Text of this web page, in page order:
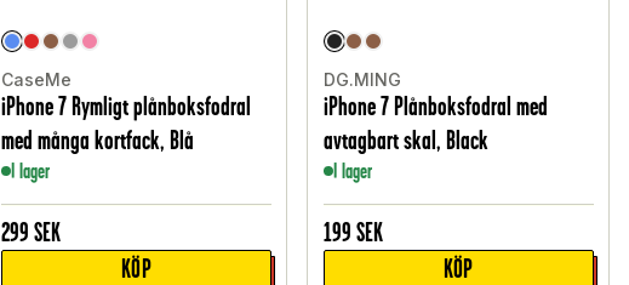
CaseMe
iPhone 7 Rymligt plånboksfodral
med många kortfack, Blå
I lager
299 SEK
KÖP
DG.MING
iPhone 7 Plånboksfodral med
avtagbart skal, Black
I lager
199 SEK
KÖP